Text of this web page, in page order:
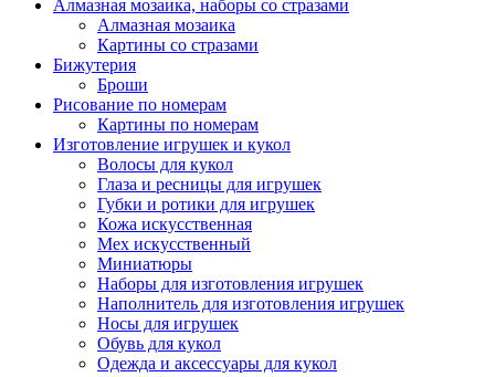
Алмазная мозаика, наборы со стразами
Алмазная мозаика
Картины co стразами
Бижутерия
Броши
Рисование по номерам
Картины по номерам
Изготовление игрушек и кукол
Волосы для кукол
Глаза и ресницы для игрушек
Губки и ротики для игрушек
Кожа искусственная
Мех искусственный
Миниатюры
Наборы для изготовления игрушек
Наполнитель для изготовления игрушек
Носы для игрушек
Обувь для кукол
Одежда и аксессуары для кукол